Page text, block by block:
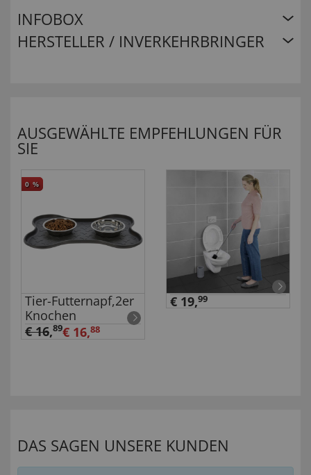
INFOBOX
HERSTELLER / INVERKEHRBRINGER
AUSGEWÄHLTE EMPFEHLUNGEN FÜR
SIE
0 %
Tier-Futternapf,2er
Knochen
€ 16,89€ 16,88
€ 19,99
DAS SAGEN UNSERE KUNDEN